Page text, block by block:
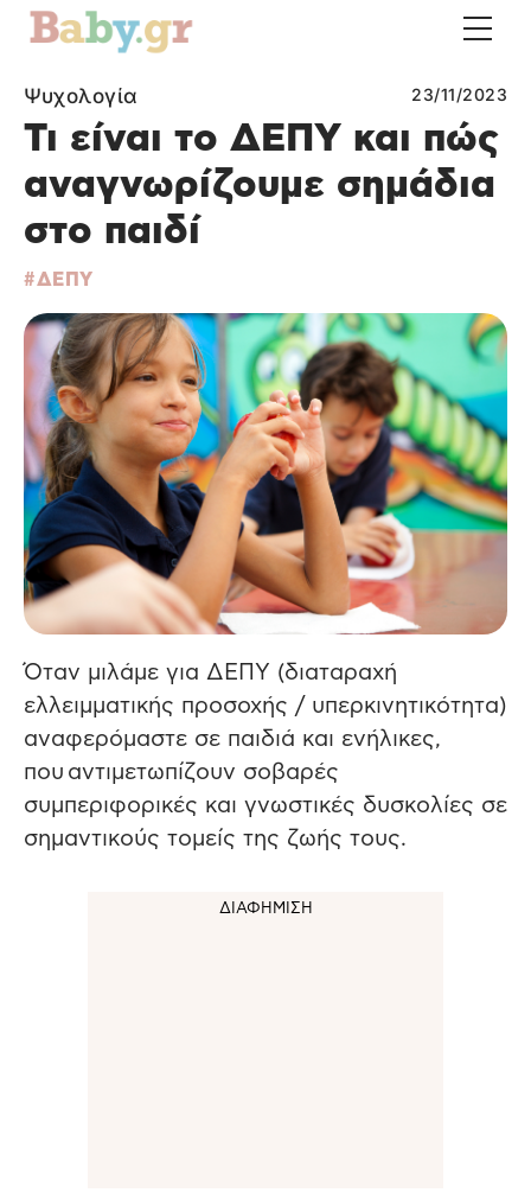
Ψυχολογία 23/11/2023
Τι είναι το ΔΕΠΥ και πώς
αναγνωρίζουμε σημάδια
στο παιδί
ΔΕΠΥ
Όταν μιλάμε για ΔΕΠΥ (διαταραχή
ελλειμματικής προσοχής / υπερκινητικότητα)
αναφερόμαστε σε παιδιά και ενήλικες,
που αντιμετωπίζουν σοβαρές
συμπεριφορικές και γνωστικές δυσκολίες σε
σημαντικούς τομείς της ζωής τους.